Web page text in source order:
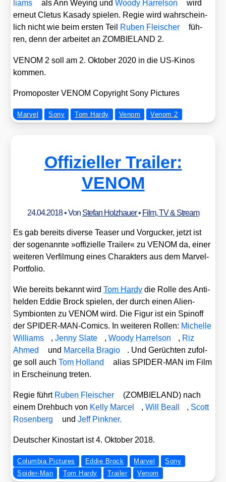
liams
als Ann Wey­ing undWoo­dy Har­rel­son
wird
erneut Cle­tus Kasa­dy spie­len. Regie wird wahr­schein­
lich nicht wie beim ers­ten Teil Ruben Flei­scher
füh­
ren, denn der arbei­tet an ZOMBIELAND 2.
VENOM 2 soll am 2. Okto­ber 2020 in die US-Kinos
kom­men.
Pro­mo­pos­ter VENOM Copy­right Sony Pic­tures
Marvel Sony Tom Hardy Venom Venom 2
Offizieller Trailer:
VENOM
24.04.2018• Von Stefan Holzhauer• Film, TV & Stream
Es gab bereits diver­se Teaser und Vor­gu­cker, jetzt ist
der soge­nann­te »offi­zi­el­le Trai­ler« zu VENOM da, einer
wei­te­ren Ver­fil­mung eines Cha­rak­ters aus dem Mar­vel-
Port­fo­lio.
Wie bereits bekannt wirdTom Har­dy die Rol­le des Anti­
hel­den Eddie Brock spie­len, der durch einen Ali­en-
Sym­bi­on­ten zu VENOM wird. Die Figur ist ein Spin­off
der SPI­DER-MAN-Comics. In wei­te­ren Rol­len: Michel­le
Wil­liams
,Jen­ny Sla­te ,Woo­dy Har­rel­son , Riz
Ahmed
und Mar­cel­la Bra­gio
. Und Gerüch­ten zufol­
ge soll auchTom Hol­land
ali­as SPIDER-MAN im Film
in Erschei­nung tre­ten.
Regie führt Ruben Flei­scher
(ZOMBIELAND) nach
einem Dreh­buch von Kel­ly Mar­cel ,Will Beall , Scott
Rosen­berg
undJeff Pin­k­ner.
Deut­scher Kino­start ist 4. Okto­ber 2018.
Columbia Pictures Eddie Brock Marvel
Sony
Spider-Man
Tom Hardy Trailer Venom